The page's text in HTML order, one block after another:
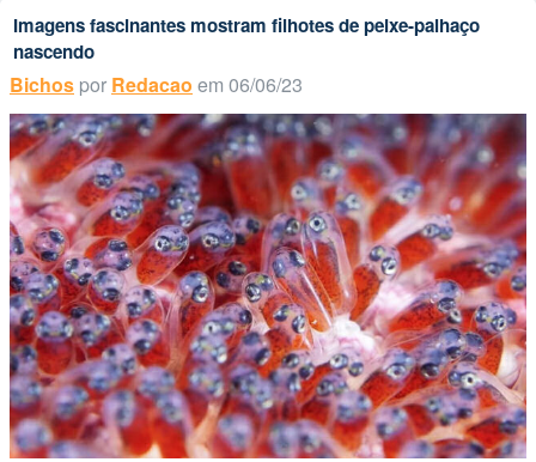
Imagens fascinantes mostram filhotes de peixe-palhaço
nascendo
Bichos por Redacao em 06/06/23